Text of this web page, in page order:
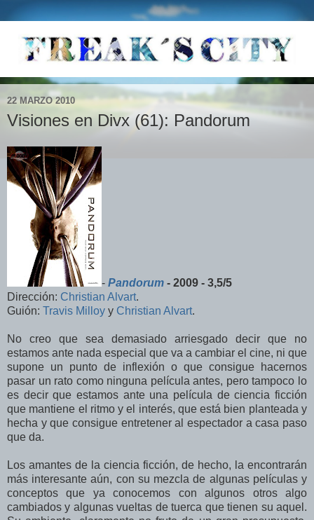
22 MARZO 2010
Visiones en Divx (61): Pandorum
- Pandorum - 2009 - 3,5/5
Dirección: Christian Alvart.
Guión: Travis Milloy y Christian Alvart.
No creo que sea demasiado arriesgado decir que no
estamos ante nada especial que va a cambiar el cine, ni que
supone un punto de inflexión o que consigue hacernos
pasar un rato como ninguna película antes, pero tampoco lo
es decir que estamos ante una película de ciencia ficción
que mantiene el ritmo y el interés, que está bien planteada y
hecha y que consigue entretener al espectador a casa paso
que da.
Los amantes de la ciencia ficción, de hecho, la encontrarán
más interesante aún, con su mezcla de algunas películas y
conceptos que ya conocemos con algunos otros algo
cambiados y algunas vueltas de tuerca que tienen su aquel.